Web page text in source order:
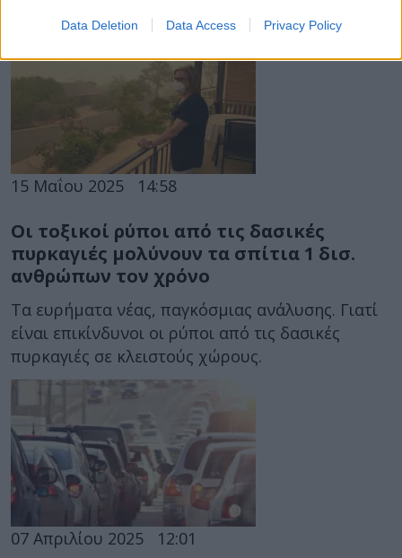
Data Deletion Data Access Privacy Policy
15 Μαΐου 2025 14:58
Οι τοξικοί ρύποι από τις δασικές
πυρκαγιές μολύνουν τα σπίτια 1 δισ.
ανθρώπων τον χρόνο
Τα ευρήματα νέας, παγκόσμιας ανάλυσης. Γιατί
είναι επικίνδυνοι οι ρύποι από τις δασικές
πυρκαγιές σε κλειστούς χώρους.
07 Απριλίου 2025 12:01